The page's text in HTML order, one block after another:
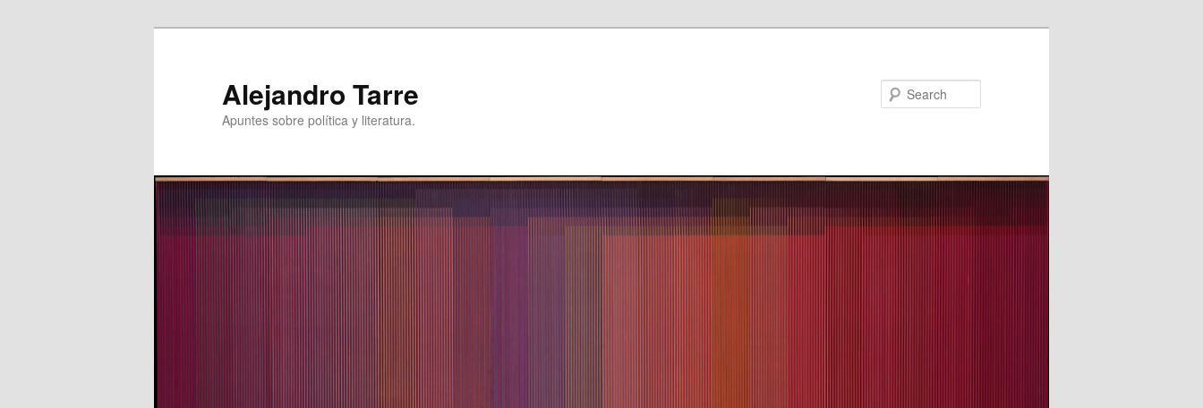
Alejandro Tarre
Apuntes sobre política y literatura.